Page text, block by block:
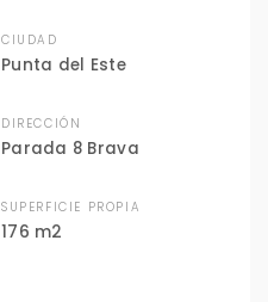
CIUDAD
Punta del Este
DIRECCIÓN
Parada 8 Brava
SUPERFICIE PROPIA
176 m2